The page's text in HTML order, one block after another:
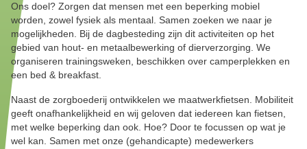
Ons doel? Zorgen dat mensen met een beperking mobiel
worden, zowel fysiek als mentaal. Samen zoeken we naar je
mogelijkheden. Bij de dagbesteding zijn dit activiteiten op het
gebied van hout- en metaalbewerking of dierverzorging. We
organiseren trainingsweken, beschikken over camperplekken en
een bed & breakfast.
Naast de zorgboederij ontwikkelen we maatwerkfietsen. Mobiliteit
geeft onafhankelijkheid en wij geloven dat iedereen kan fietsen,
met welke beperking dan ook. Hoe? Door te focussen op wat je
wel kan. Samen met onze (gehandicapte) medewerkers